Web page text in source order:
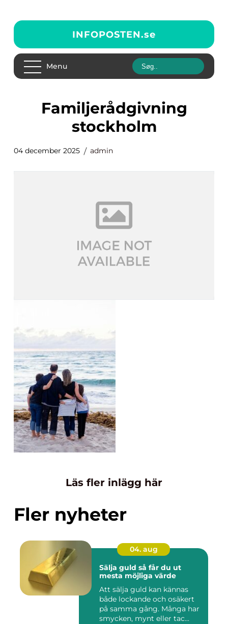
INFOPOSTEN.se
Menu
familjerådgivning
stockholm
04 december 2025 admin
Läs fler inlägg här
Fler nyheter
04. aug
Sälja guld så får du ut
mesta möjliga värde
Att sälja guld kan kännas
både lockande och osäkert
på samma gång. Många har
smycken, mynt eller tac...